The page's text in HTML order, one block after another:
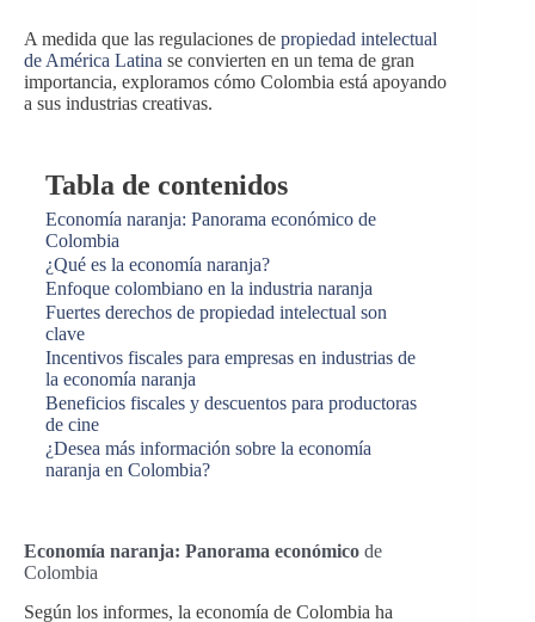
A medida que las regulaciones de propiedad intelectual
de América Latina se convierten en un tema de gran
importancia, exploramos cómo Colombia está apoyando
a sus industrias creativas.
Tabla de contenidos
Economía naranja: Panorama económico de
Colombia
¿Qué es la economía naranja?
Enfoque colombiano en la industria naranja
Fuertes derechos de propiedad intelectual son
clave
Incentivos fiscales para empresas en industrias de
la economía naranja
Beneficios fiscales y descuentos para productoras
de cine
¿Desea más información sobre la economía
naranja en Colombia?
Economía naranja: Panorama económico de
Colombia
Según los informes, la economía de Colombia ha